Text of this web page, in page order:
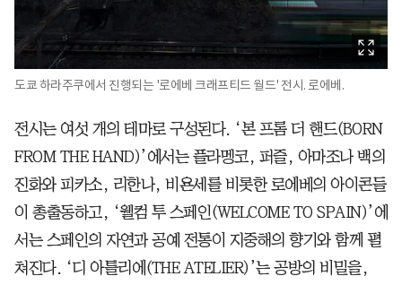
도쿄 하라주쿠에서 진행되는 '로에베 크래프티드 월드' 전시. 로에베.
전시는 여섯 개의 테마로 구성된다. ‘본 프롬 더 핸드(BORN
FROM THE HAND)’에서는 플라멩코, 퍼즐, 아마조나 백의
진화와 피카소, 리한나, 비욘세를 비롯한 로에베의 아이콘들
이 총출동하고, ‘웰컴 투 스페인(WELCOME TO SPAIN)’에
서는 스페인의 자연과 공예 전통이 지중해의 향기와 함께 펼
쳐진다. ‘디 아틀리에(THE ATELIER)’는 공방의 비밀을,